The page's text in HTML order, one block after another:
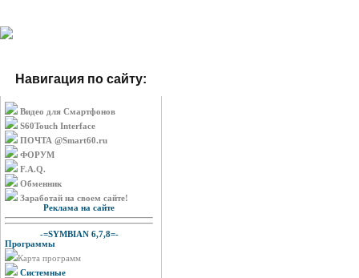
Навигация по сайту:
Видео для Смартфонов
S60Touch Interface
ПОЧТА @Smart60.ru
ФОРУМ
F.A.Q.
Обменник
Заработай на своем сайте!
Реклама на сайте
-=SYMBIAN 6,7,8=-
Программы
Карта программ
Системные